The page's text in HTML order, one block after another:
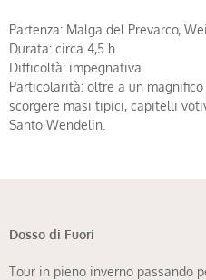
Partenza: Malga del Prevarco,
Durata: circa 4,5 h
Difficoltà: impegnativa
Particolarità: oltre a un
scorgere masi tipici, capitelli
Santo Wendelin.
Dosso di Fuori
Tour in pieno inverno passando